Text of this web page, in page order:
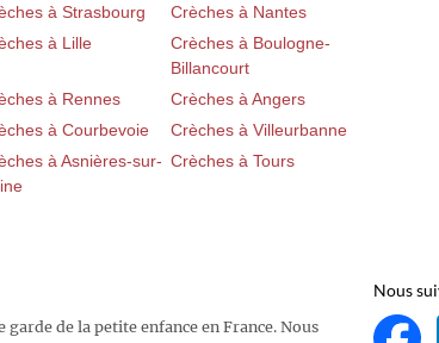
à Strasbourg
Crèches à Nantes
à Lille
Crèches à Boulogne-
Billancourt
à Rennes
Crèches à Angers
à Courbevoie
Crèches à Villeurbanne
à Asnières-sur- Crèches à Tours
de la petite enfance en France. Nous
Nous